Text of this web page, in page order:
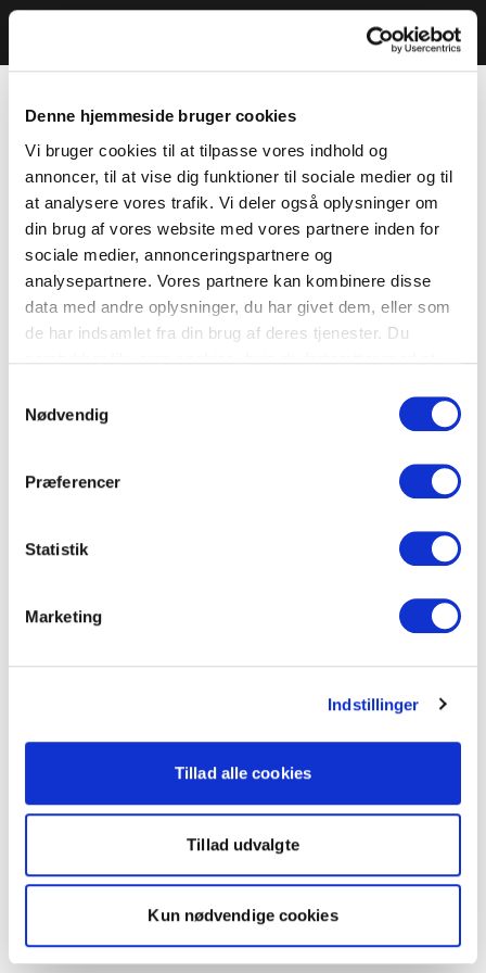
Denne hjemmeside bruger cookies
Vi bruger cookies til at tilpasse vores indhold og
annoncer, til at vise dig funktioner til sociale medier og til
at analysere vores trafik. Vi deler også oplysninger om
din brug af vores website med vores partnere inden for
sociale medier, annonceringspartnere og
analysepartnere. Vores partnere kan kombinere disse
data med andre oplysninger, du har givet dem, eller som
de har indsamlet fra din brug af deres tjenester. Du
Nødvendig
Præferencer
Statistik
Marketing
Indstillinger
Tillad alle cookies
Tillad udvalgte
Kun nødvendige cookies